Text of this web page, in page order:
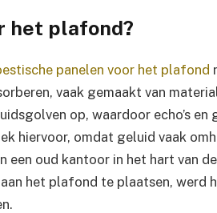
het plafond?
panelen voor het plafond
vaak gemaakt van
op, waardoor echo’s en
hiervoor, omdat geluid vaak
oud kantoor in het hart van
het plafond te plaatsen, werd